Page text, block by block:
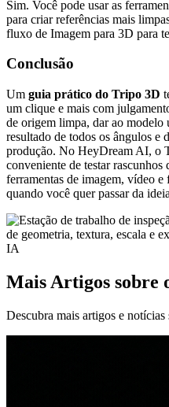
Sim. Você pode usar as
para criar referências mais
fluxo de Imagem para 3D para
Conclusão
Um guia prático do Tripo 3D
um clique e mais com
de origem limpa, dar ao modelo
resultado de todos os ângulos e
produção. No HeyDream AI, o
conveniente de testar
ferramentas de imagem, vídeo
quando você quer passar da
Mais Artigos sobre
Descubra mais artigos e